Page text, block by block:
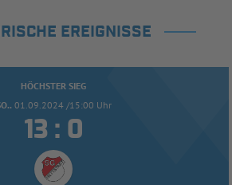
EREIGNISSE
HÖCHSTER SIEG
01.09.2024 /15:00 Uhr
 : 